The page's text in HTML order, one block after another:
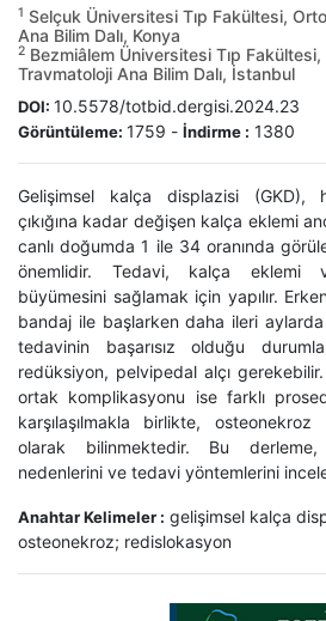
1 Selçuk Üniversitesi Tıp Fakültesi,
Ana Bilim Dalı, Konya
2 Bezmiâlem Üniversitesi Tıp
Travmatoloji Ana Bilim Dalı, İstanbul
DOI: 10.5578/totbid.dergisi.2024.23
Görüntüleme: 1759 - İndirme : 1380
Gelişimsel kalça displazisi (GKD),
çıkığına kadar değişen kalça eklemi
canlı doğumda 1 ile 34 oranında
önemlidir. Tedavi, kalça eklemi
büyümesini sağlamak için yapılır.
bandaj ile başlarken daha ileri
tedavinin başarısız olduğu
redüksiyon, pelvipedal alçı
ortak komplikasyonu ise farklı
karşılaşılmakla birlikte,
olarak bilinmektedir. Bu derleme,
nedenlerini ve tedavi yöntemlerini
Anahtar Kelimeler : gelişimsel kalça
osteonekroz; redislokasyon